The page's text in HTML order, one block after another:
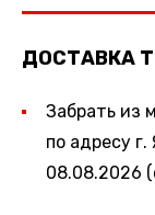
ДОСТАВКА
Забрать из
по адресу
08.08.2026